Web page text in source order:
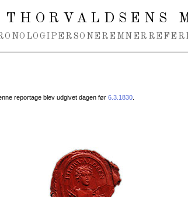
THORVALDSENS
PERSONER EMNER
reportage blev udgivet dagen før 6.3.1830